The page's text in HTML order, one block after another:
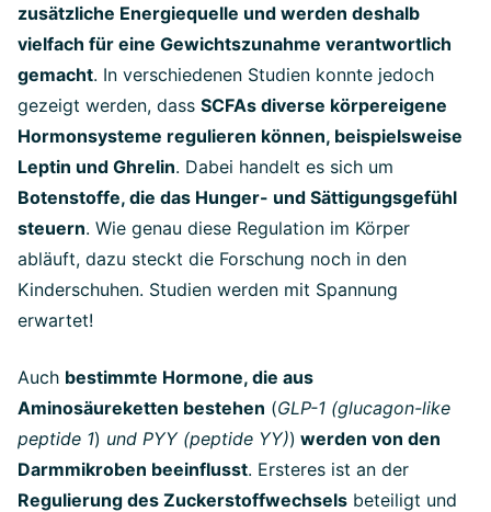
zusätzliche Energiequelle und werden deshalb
vielfach für eine Gewichtszunahme verantwortlich
gemacht. In verschiedenen Studien konnte jedoch
gezeigt werden, dass SCFAs diverse körpereigene
Hormonsysteme regulieren können, beispielsweise
Leptin und Ghrelin. Dabei handelt es sich um
Botenstoffe, die das Hunger- und Sättigungsgefühl
steuern. Wie genau diese Regulation im Körper
abläuft, dazu steckt die Forschung noch in den
Kinderschuhen. Studien werden mit Spannung
erwartet!
Auch bestimmte Hormone, die aus
Aminosäureketten bestehen (GLP-1 (glucagon-like
peptide 1) und PYY (peptide YY)) werden von den
Darmmikroben beeinflusst. Ersteres ist an der
Regulierung des Zuckerstoffwechsels beteiligt und